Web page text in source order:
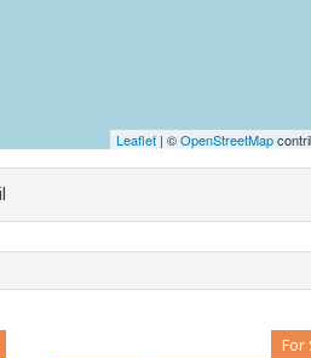
Leaflet | ©OpenStreetMap
For